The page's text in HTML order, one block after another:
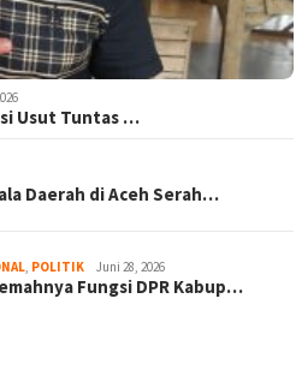
Usut Tuntas …
Daerah di Aceh Serah…
, POLITIK Juni 28, 2026
Fungsi DPR Kabup…